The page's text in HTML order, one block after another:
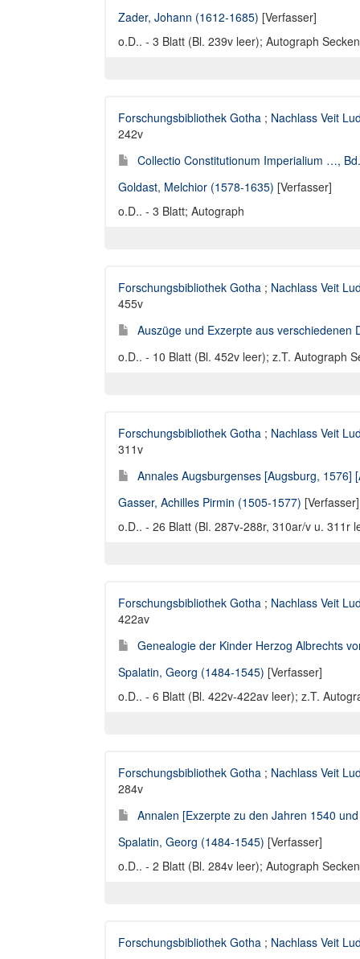
Zader, Johann (1612-1685) [Verfasser]
o.D.. - 3 Blatt (Bl. 239v leer); Autograph
Forschungsbibliothek Gotha ; Nachlass Veit
242v
Collectio Constitutionum Imperialium …,
Goldast, Melchior (1578-1635) [Verfasser]
o.D.. - 3 Blatt; Autograph
Forschungsbibliothek Gotha ; Nachlass Veit
455v
Auszüge und Exzerpte aus verschiedenen
o.D.. - 10 Blatt (Bl. 452v leer); z.T. Autograph
Forschungsbibliothek Gotha ; Nachlass Veit
311v
Annales Augsburgenses [Augsburg, 1576]
Gasser, Achilles Pirmin (1505-1577) [Verfasser]
o.D.. - 26 Blatt (Bl. 287v-288r, 310ar/v u. 311r
Forschungsbibliothek Gotha ; Nachlass Veit
422av
Genealogie der Kinder Herzog Albrechts
Spalatin, Georg (1484-1545) [Verfasser]
o.D.. - 6 Blatt (Bl. 422v-422av leer); z.T.
Forschungsbibliothek Gotha ; Nachlass Veit
284v
Annalen [Exzerpte zu den Jahren 1540
Spalatin, Georg (1484-1545) [Verfasser]
o.D.. - 2 Blatt (Bl. 284v leer); Autograph
Forschungsbibliothek Gotha ; Nachlass Veit